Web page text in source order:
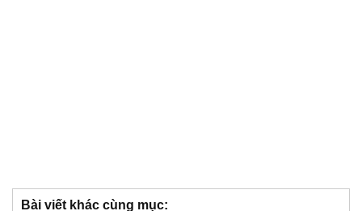
Bài viết khác cùng mục: